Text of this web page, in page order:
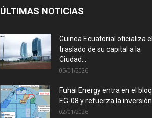
ÚLTIMAS NOTICIAS
Guinea Ecuatorial oficializa el
traslado de su capital a la
Ciudad...
05/01/2026
Fuhai Energy entra en el
EG-08 y refuerza la inversión...
02/01/2026